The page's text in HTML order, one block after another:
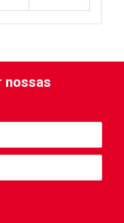
nossas